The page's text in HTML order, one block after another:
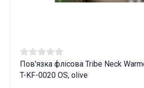
Пов'язка флісова Tribe Neck
T-KF-0020 OS, olive